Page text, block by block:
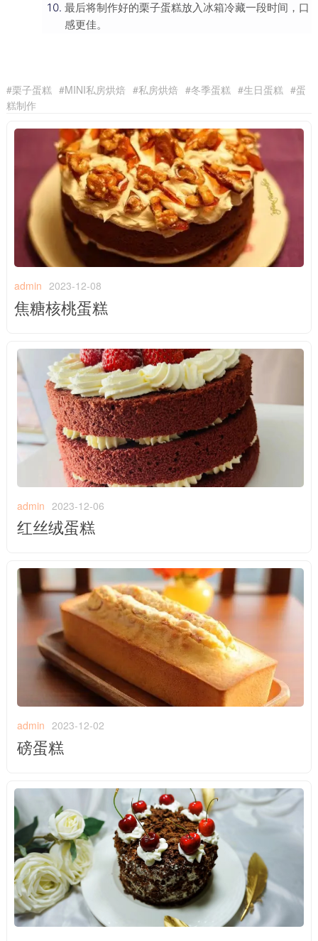
最后将制作好的栗子蛋糕放入冰箱冷藏一段时间，口
感更佳。
栗子蛋糕 MINI私房烘焙 私房烘焙 冬季蛋糕 生日蛋糕
蛋
糕制作
admin 2023-12-08
焦糖核桃蛋糕
admin 2023-12-06
红丝绒蛋糕
admin 2023-12-02
磅蛋糕